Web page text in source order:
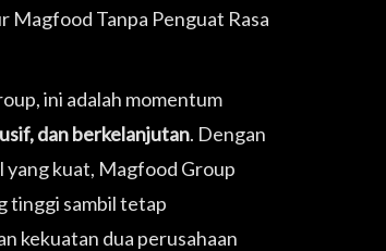
Magfood Tanpa Penguat Rasa
ini adalah momentum
dan berkelanjutan. Dengan
yang kuat, Magfood Group
tinggi sambil tetap
kekuatan dua perusahaan